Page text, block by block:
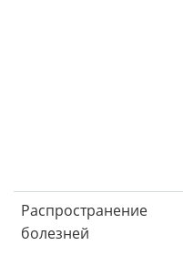
Распространение
болезней